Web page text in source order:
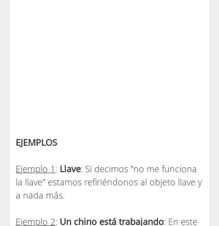
EJEMPLOS
Ejemplo 1 : Llave: Si decimos "no me funciona
la llave" estamos refiriéndonos al objeto llave y
a nada más.
Ejemplo 2: Un chino está trabajando: En este